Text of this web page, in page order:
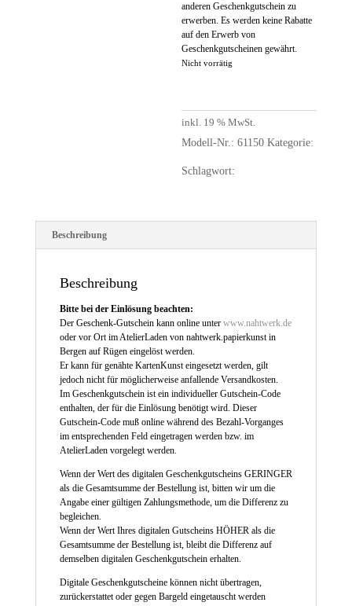
anderen Geschenkgutschein zu
erwerben. Es werden keine Rabatte
auf den Erwerb von
Geschenkgutscheinen gewährt.
Nicht vorrätig
inkl. 19 % MwSt.
Modell-Nr.:61150 Kategorie:
Schlagwort:
Beschreibung
Beschreibung
Bitte bei der Einlösung beachten:
Der Geschenk-Gutschein kann online unter www.nahtwerk.de
oder vor Ort im AtelierLaden von nahtwerk.papierkunst in
Bergen auf Rügen eingelöst werden.
Er kann für genähte KartenKunst eingesetzt werden, gilt
jedoch nicht für möglicherweise anfallende Versandkosten.
Im Geschenkgutschein ist ein individueller Gutschein-Code
enthalten, der für die Einlösung benötigt wird. Dieser
Gutschein-Code muß online während des Bezahl-Vorganges
im entsprechenden Feld eingetragen werden bzw. im
AtelierLaden vorgelegt werden.
Wenn der Wert des digitalen Geschenkgutscheins GERINGER
als die Gesamtsumme der Bestellung ist, bitten wir um die
Angabe einer gültigen Zahlungsmethode, um die Differenz zu
begleichen.
Wenn der Wert Ihres digitalen Gutscheins HÖHER als die
Gesamtsumme der Bestellung ist, bleibt die Differenz auf
demselben digitalen Geschenkgutschein erhalten.
Digitale Geschenkgutscheine können nicht übertragen,
zurückerstattet oder gegen Bargeld eingetauscht werden